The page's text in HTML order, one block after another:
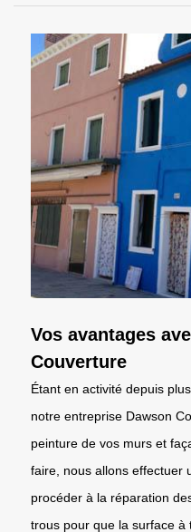
Vos avantages
Couverture
Étant en activité depuis
notre entreprise Dawson
peinture de vos murs et
faire, nous allons effectuer
procéder à la réparation
trous pour que la surface à